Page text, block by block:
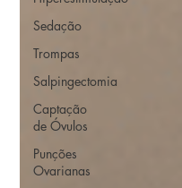
Sedação
Trompas
Salpingectomia
Captação
de Óvulos
Punções
Ovarianas